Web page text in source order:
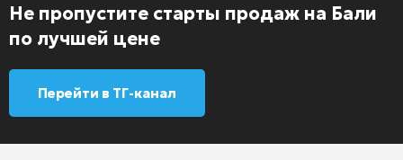
Не пропустите старты продаж на Бали
по лучшей цене
Перейти в ТГ-канал